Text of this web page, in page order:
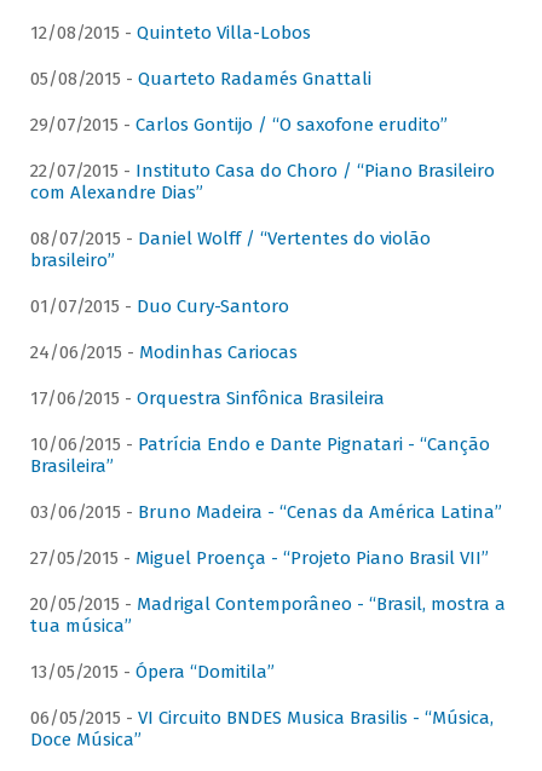
12/08/2015 - Quinteto Villa-Lobos
05/08/2015 - Quarteto Radamés Gnattali
29/07/2015 - Carlos Gontijo / “O saxofone erudito”
22/07/2015 - Instituto Casa do Choro / “Piano Brasileiro
com Alexandre Dias”
08/07/2015 - Daniel Wolff / “Vertentes do violão
brasileiro”
01/07/2015 - Duo Cury-Santoro
24/06/2015 - Modinhas Cariocas
17/06/2015 - Orquestra Sinfônica Brasileira
10/06/2015 - Patrícia Endo e Dante Pignatari - “Canção
Brasileira”
03/06/2015 - Bruno Madeira - “Cenas da América Latina”
27/05/2015 - Miguel Proença - “Projeto Piano Brasil VII”
20/05/2015 - Madrigal Contemporâneo - “Brasil, mostra a
tua música”
13/05/2015 - Ópera “Domitila”
06/05/2015 - VI Circuito BNDES Musica Brasilis - “Música,
Doce Música”